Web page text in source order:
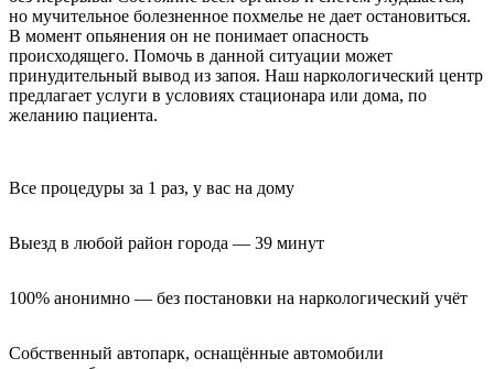
но мучительное болезненное похмелье не дает остановиться.
В момент опьянения он не понимает опасность
происходящего. Помочь в данной ситуации может
принудительный вывод из запоя. Наш наркологический центр
предлагает услуги в условиях стационара или дома, по
желанию пациента.
Все процедуры за 1 раз, у вас на дому
Выезд в любой район города — 39 минут
100% анонимно — без постановки на наркологический учёт
Собственный автопарк, оснащённые автомобили